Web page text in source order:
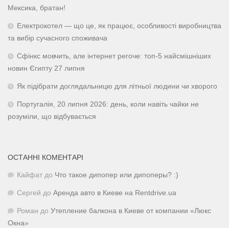
Мексика, братан!
Електрокотел — що це, як працює, особливості виробництва
та вибір сучасного споживача
Сфінкс мовчить, але інтернет регоче: топ-5 найсмішніших
новин Єгипту 27 липня
Як підібрати доглядальницю для літньої людини чи хворого
Португалія, 20 липня 2026: день, коли навіть чайки не
розуміли, що відбувається
ОСТАННІ КОМЕНТАРІ
Кайфат до Что такое дипопер или дипоперы? :)
Сергей до Аренда авто в Киеве на Rentdrive.ua
Роман до Утепление балкона в Киеве от компании «Люкс
Окна»